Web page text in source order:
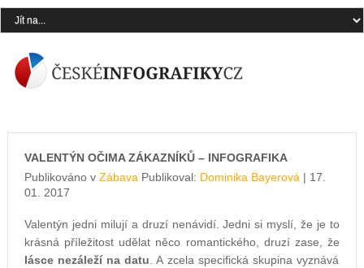
VALENTÝN OČIMA ZÁKAZNÍKŮ – INFOGRAFIKA
Publikováno v Zábava Publikoval: Dominika Bayerová | 17.
01. 2017
Valentýn jedni milují a druzí nenávidí. Jedni si myslí, že je to
krásná příležitost udělat něco romantického, druzí zase, že
lásce nezáleží na datu . A zcela specifická skupina vyznává